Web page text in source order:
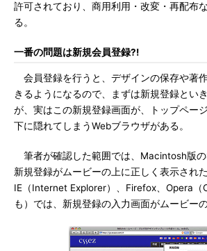
許可されており、商用利用・改変・再配布
る。
一番の問題は新規会員登録?!
会員登録を行うと、デザインの保存や著
きるようになるので、まずは新規登録とい
が、実はこの新規登録画面が、トップペー
下に隠れてしまうWebブラウザがある。
筆者が確認した範囲では、Macintosh版
新規登録がムービーの上に正しく表示され
IE（Internet Explorer）、Firefox、Opera
も）では、新規登録の入力画面がムービー